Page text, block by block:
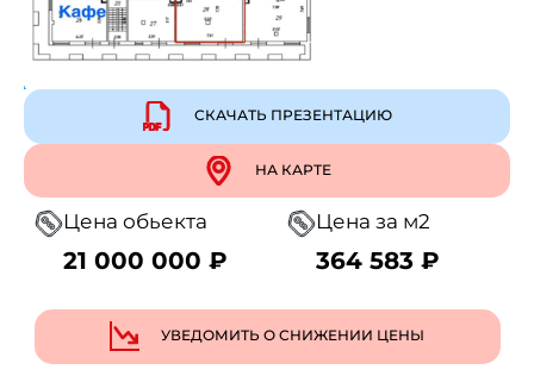
СКАЧАТЬ ПРЕЗЕНТАЦИЮ
НА КАРТЕ
Цена обьекта
21 000 000 ₽
Цена за м2
364 583 ₽
УВЕДОМИТЬ О СНИЖЕНИИ ЦЕНЫ